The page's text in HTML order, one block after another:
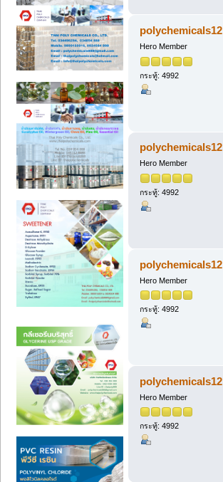
polychemicals12
Hero Member
กระทู้: 4992
polychemicals12
Hero Member
กระทู้: 4992
polychemicals12
Hero Member
กระทู้: 4992
polychemicals12
Hero Member
กระทู้: 4992